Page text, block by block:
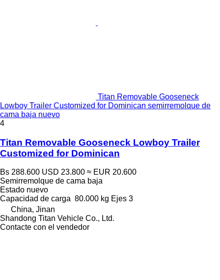
Titan Removable Gooseneck
Lowboy Trailer Customized for Dominican semirremolque de
cama baja nuevo
4
Titan Removable Gooseneck Lowboy Trailer
Customized for Dominican
Bs 288.600 USD 23.800 ≈ EUR 20.600
Semirremolque de cama baja
Estado nuevo
Capacidad de carga 80.000 kg Ejes 3
China, Jinan
Shandong Titan Vehicle Co., Ltd.
Contacte con el vendedor